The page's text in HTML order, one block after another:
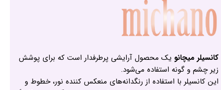
کانسیلر میچانو یک محصول آرایشی پرطرفدار است که برای پوشش
زیر چشم و گونه استفاده می‌شود.
این کانسیلر با استفاده از رنگدانه‌های منعکس کننده نور، خطوط و